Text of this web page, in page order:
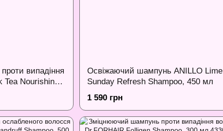
випадіння
Tea Nourishing
Освіжаючий шампунь ANILLO Lime
Sunday Refresh Shampoo, 450 мл
1 590 грн